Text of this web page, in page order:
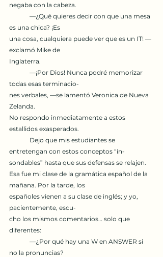
negaba con la cabeza.
es una chica? ¡Es
una cosa, cualquiera puede ver que es un IT! —
exclamó Mike de
Inglaterra.
todas esas terminacio-
nes verbales, —se lamentó Veronica de Nueva
Zelanda.
No respondo inmediatamente a estos
estallidos exasperados.
entretengan con estos conceptos “in-
sondables” hasta que sus defensas se relajen.
Esa fue mi clase de la gramática español de la
mañana. Por la tarde, los
españoles vienen a su clase de inglés; y yo,
pacientemente, escu-
cho los mismos comentarios… solo que
diferentes:
no la pronuncias?